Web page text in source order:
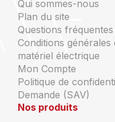
Qui sommes-nous
Plan du site
Questions fréquentes
Conditions
matériel électrique
Mon Compte
Politique de
Demande (SAV)
Nos produits